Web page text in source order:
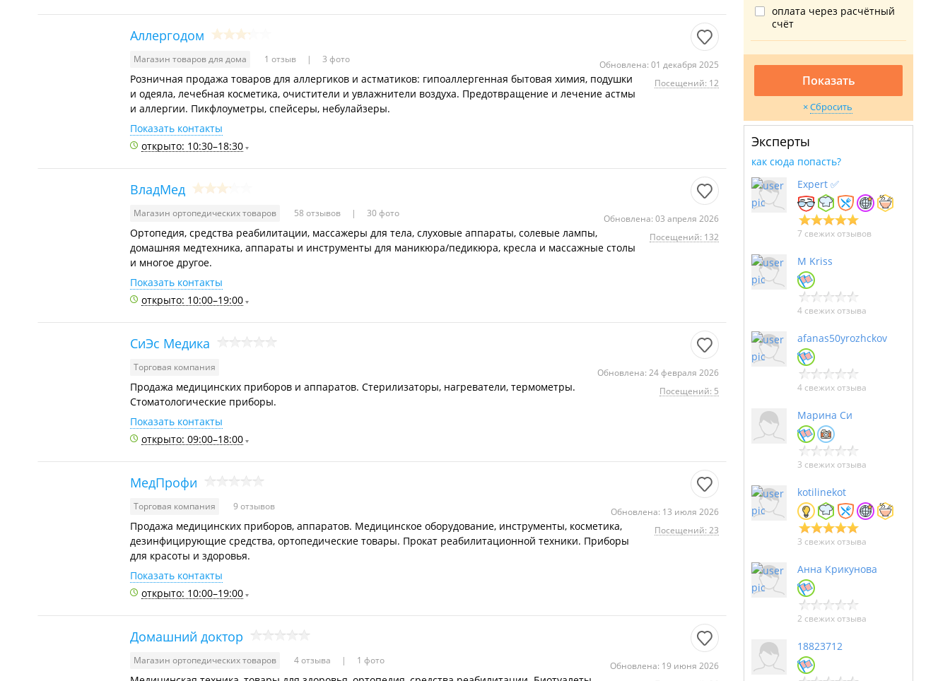
Аллергодом
Магазин товаров для дома 1 отзыв 3 фото
Обновлена: 01 декабря 2025
Посещений: 12
Розничная продажа товаров для аллергиков и астматиков: гипоаллергенная бытовая химия, подушки
и одеяла, лечебная косметика, очистители и увлажнители воздуха. Предотвращение и лечение астмы
и аллергии. Пикфлоуметры, спейсеры, небулайзеры.
Показать контакты
открыто: 10:30–18:30
ВладМед
Магазин ортопедических товаров 58 отзывов 30 фото
Обновлена: 03 апреля 2026
Посещений: 132
Ортопедия, средства реабилитации, массажеры для тела, слуховые аппараты, солевые лампы,
домашняя медтехника, аппараты и инструменты для маникюра/педикюра, кресла и массажные столы
и многое другое.
Показать контакты
открыто: 10:00–19:00
СиЭс Медика
Торговая компания
Обновлена: 24 февраля 2026
Посещений: 5
Продажа медицинских приборов и аппаратов. Стерилизаторы, нагреватели, термометры.
Стоматологические приборы.
Показать контакты
открыто: 09:00–18:00
МедПрофи
Торговая компания 9 отзывов
Обновлена: 13 июля 2026
Посещений: 23
Продажа медицинских приборов, аппаратов. Медицинское оборудование, инструменты, косметика,
дезинфицирующие средства, ортопедические товары. Прокат реабилитационной техники. Приборы
для красоты и здоровья.
Показать контакты
открыто: 10:00–19:00
Домашний доктор
Магазин ортопедических товаров 4 отзыва 1 фото
Обновлена: 19 июня 2026
оплата через расчётный
счёт
Показать
Сбросить
Эксперты
как сюда попасть?
Expert ✅
7 свежих отзывов
M Kriss
4 свежих отзыва
afanas50yrozhckov
4 свежих отзыва
Марина Си
3 свежих отзыва
kotilinekot
3 свежих отзыва
Анна Крикунова
2 свежих отзыва
18823712